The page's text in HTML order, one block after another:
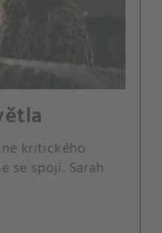
kritického
se spojí. Sarah